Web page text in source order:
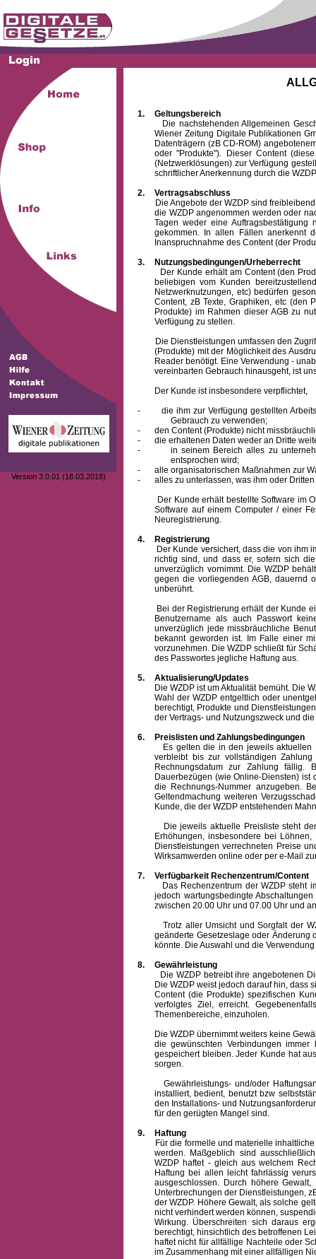
Version 3.0.01 (18.03.2018)
1.
Geltungsbereich
Die nachstehenden Allgemeinen
Wiener Zeitung Digitale Publikationen
Datenträgern (zB CD-ROM)
oder "Produkte"). Dieser Content
(Netzwerklösungen) zur Verfügung
schriftlicher Anerkennung durch die
2.
Vertragsabschluss
Die Angebote der WZDP sind freibleibend.
die WZDP angenommen werden oder
Tagen weder eine
gekommen. In allen Fällen anerkennt
Inanspruchnahme des Content (der
3.
Nutzungsbedingungen/Urheberrecht
Der Kunde erhält am Content (den
beliebigen vom Kunden
Netzwerknutzungen, etc) bedürfen
Content, zB Texte, Graphiken, etc (den
Produkte) im Rahmen dieser AGB zu
Verfügung zu stellen.
Die Dienstleistungen umfassen den Zugriff
(Produkte) mit der Möglichkeit des
Reader benötigt. Eine Verwendung -
vereinbarten Gebrauch hinausgeht, ist
Der Kunde ist insbesondere verpflichtet,
-
die ihm zur Verfügung gestellten
Gebrauch zu verwenden;
-
den Content (Produkte) nicht
-
die erhaltenen Daten weder an Dritte
-
in seinem Bereich alles zu
entsprochen wird;
-
alle organisatorischen Maßnahmen zur
-
alles zu unterlassen, was ihm oder
Der Kunde erhält bestellte Software im
Software auf einem Computer / einer
Neuregistrierung.
4.
Registrierung
Der Kunde versichert, dass die von ihm
richtig sind, und dass er, sofern sich
unverzüglich vornimmt. Die WZDP
gegen die vorliegenden AGB, dauernd
unberührt.
Bei der Registrierung erhält der Kunde
Benutzernameals auch Passwort
unverzüglich jede missbräuchliche
bekannt geworden ist. Im Falle einer
vorzunehmen. Die WZDP schließt für
des Passwortes jegliche Haftung aus.
5.
Aktualisierung/Updates
Die WZDP ist um Aktualität bemüht. Die
Wahl der WZDP entgeltlich oder
berechtigt, Produkte und
der Vertrags- und Nutzungszweck und
6.
Preislisten und Zahlungsbedingungen
Es gelten die in den jeweils aktuellen
verbleibt bis zur vollständigen
Rechnungsdatum zur Zahlung fällig.
Dauerbezügen (wie Online-Diensten)
die Rechnungs-Nummer anzugeben.
Geltendmachung weiteren
Kunde, die der WZDP entstehenden
Die jeweils aktuelle Preisliste steht dem
Erhöhungen, insbesondere bei
Dienstleistungen verrechneten Preise
Wirksamwerden online oder per e-Mail
7.
Verfügbarkeit Rechenzentrum/Content
Das Rechenzentrum der WZDP steht im
jedoch wartungsbedingte
zwischen 20.00 Uhr und 07.00 Uhr und
Trotz aller Umsicht und Sorgfalt der
geänderte Gesetzeslage oder Änderung
könnte. Die Auswahl und die
8.
Gewährleistung
Die WZDP betreibt ihre angebotenen
Die WZDP weist jedoch darauf hin, dass
Content (die Produkte) spezifischen
verfolgtes Ziel, erreicht.
Themenbereiche, einzuholen.
Die WZDP übernimmt weiters keine
die gewünschten Verbindungen
gespeichert bleiben. Jeder Kunde hat
sorgen.
Gewährleistungs- und/oder
installiert, bedient, benutzt bzw
den Installations- und
für den gerügten Mangel sind.
9.
Haftung
Für die formelle und materielle
werden. Maßgeblich sind
WZDP haftet - gleich aus welchem
Haftung bei allen leicht fahrlässig
ausgeschlossen. Durch höhere
Unterbrechungen der Dienstleistungen,
der WZDP. Höhere Gewalt, als solche
nicht verhindert werden können,
Wirkung. Überschreiten sich daraus
berechtigt, hinsichtlich des betroffenen
haftet nicht für allfällige Nachteile oder
im Zusammenhang mit einer allfälligen